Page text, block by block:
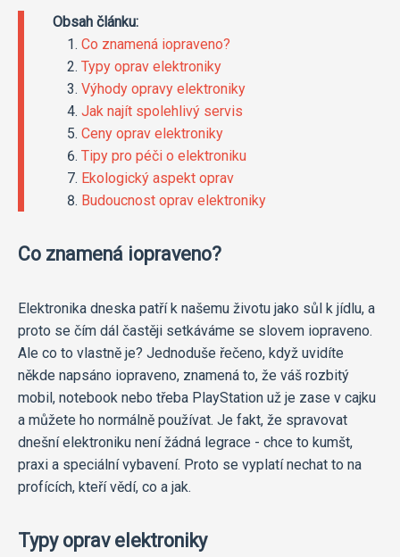
Obsah článku:
Co znamená iopraveno?
Typy oprav elektroniky
Výhody opravy elektroniky
Jak najít spolehlivý servis
Ceny oprav elektroniky
Tipy pro péči o elektroniku
Ekologický aspekt oprav
Budoucnost oprav elektroniky
Co znamená iopraveno?
Elektronika dneska patří k našemu životu jako sůl k jídlu, a
proto se čím dál častěji setkáváme se slovem iopraveno.
Ale co to vlastně je? Jednoduše řečeno, když uvidíte
někde napsáno iopraveno, znamená to, že váš rozbitý
mobil, notebook nebo třeba PlayStation už je zase v cajku
a můžete ho normálně používat. Je fakt, že spravovat
dnešní elektroniku není žádná legrace - chce to kumšt,
praxi a speciální vybavení. Proto se vyplatí nechat to na
profících, kteří vědí, co a jak.
Typy oprav elektroniky